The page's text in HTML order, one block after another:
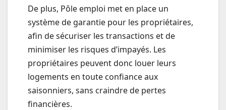
De plus, Pôle emploi met en place un
système de garantie pour les propriétaires,
afin de sécuriser les transactions et de
minimiser les risques d’impayés. Les
propriétaires peuvent donc louer leurs
logements en toute confiance aux
saisonniers, sans craindre de pertes
financières.